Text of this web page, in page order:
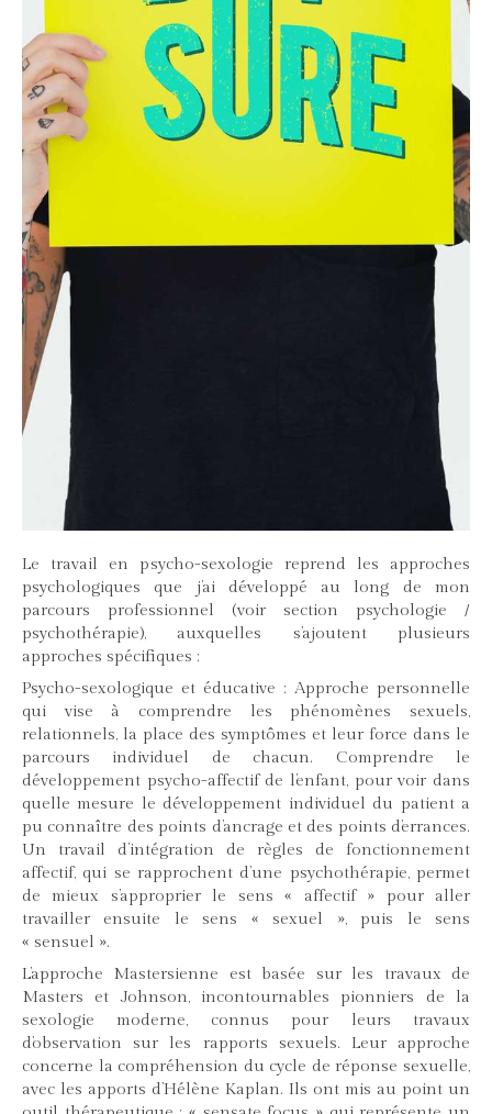
Le travail en psycho-sexologie reprend les approches
psychologiques que j’ai développé au long de mon
parcours professionnel (voir section psychologie /
psychothérapie), auxquelles s’ajoutent plusieurs
approches spécifiques :
Psycho-sexologique et éducative : Approche personnelle
qui vise à comprendre les phénomènes sexuels,
relationnels, la place des symptômes et leur force dans le
parcours individuel de chacun. Comprendre le
développement psycho-affectif de l’enfant, pour voir dans
quelle mesure le développement individuel du patient a
pu connaître des points d’ancrage et des points d’errances.
Un travail d’intégration de règles de fonctionnement
affectif, qui se rapprochent d’une psychothérapie, permet
de mieux s’approprier le sens « affectif » pour aller
travailler ensuite le sens « sexuel », puis le sens
« sensuel ».
L’approche Mastersienne est basée sur les travaux de
Masters et Johnson, incontournables pionniers de la
sexologie moderne, connus pour leurs travaux
d’observation sur les rapports sexuels. Leur approche
concerne la compréhension du cycle de réponse sexuelle,
avec les apports d’Hélène Kaplan. Ils ont mis au point un